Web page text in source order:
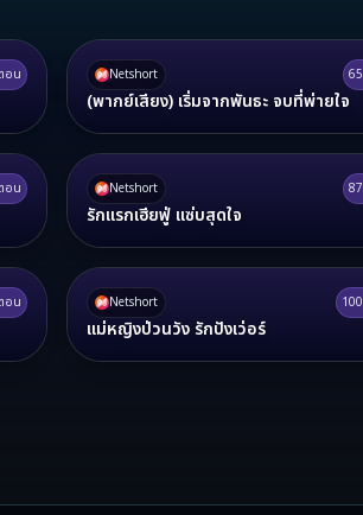
อน Netshort 65
(พากย์เสียง) เริ่มจากพันธะ จบที่พ่ายใจ
อน Netshort 87
รักแรกเฮียฟู่ แซ่บสุดใจ
อน Netshort 100
แม่หญิงป่วนวัง รักปังเว่อร์